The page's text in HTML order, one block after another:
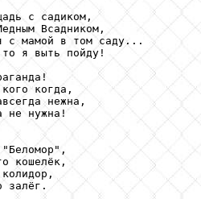
с садиком,
Всадником,
с мамой в том саду...
я выть пойду!
когда,
нежна,
не нужна!
"Беломор",
кошелёк,
залёг.